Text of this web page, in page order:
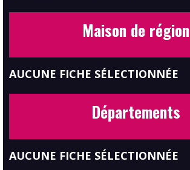
Maison de région
AUCUNE FICHE SÉLECTIONNÉE
Départements
AUCUNE FICHE SÉLECTIONNÉE